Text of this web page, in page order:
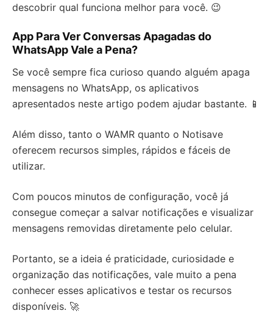
descobrir qual funciona melhor para você. 😉
App Para Ver Conversas Apagadas do
WhatsApp Vale a Pena?
Se você sempre fica curioso quando alguém apaga
mensagens no WhatsApp, os aplicativos
apresentados neste artigo podem ajudar bastante. 📱
Além disso, tanto o WAMR quanto o Notisave
oferecem recursos simples, rápidos e fáceis de
utilizar.
Com poucos minutos de configuração, você já
consegue começar a salvar notificações e visualizar
mensagens removidas diretamente pelo celular.
Portanto, se a ideia é praticidade, curiosidade e
organização das notificações, vale muito a pena
conhecer esses aplicativos e testar os recursos
disponíveis. 🚀